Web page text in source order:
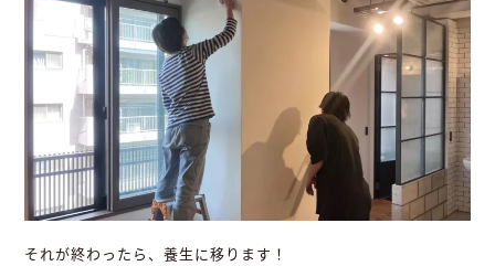
それが終わったら、養生に移ります！